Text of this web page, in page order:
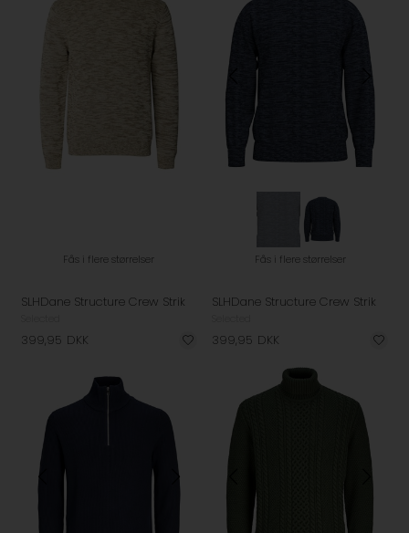
Fås i flere størrelser
SLHDane Structure Crew Strik
399,95 DKK
Fås i flere størrelser
SLHDane Structure Crew Strik
399,95 DKK